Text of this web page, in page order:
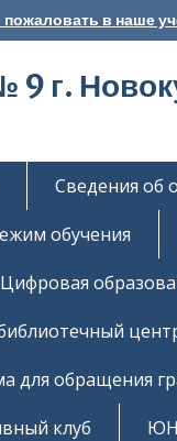
в наше
г.
Сведения об
обучения
Цифровая
для обращения
клуб